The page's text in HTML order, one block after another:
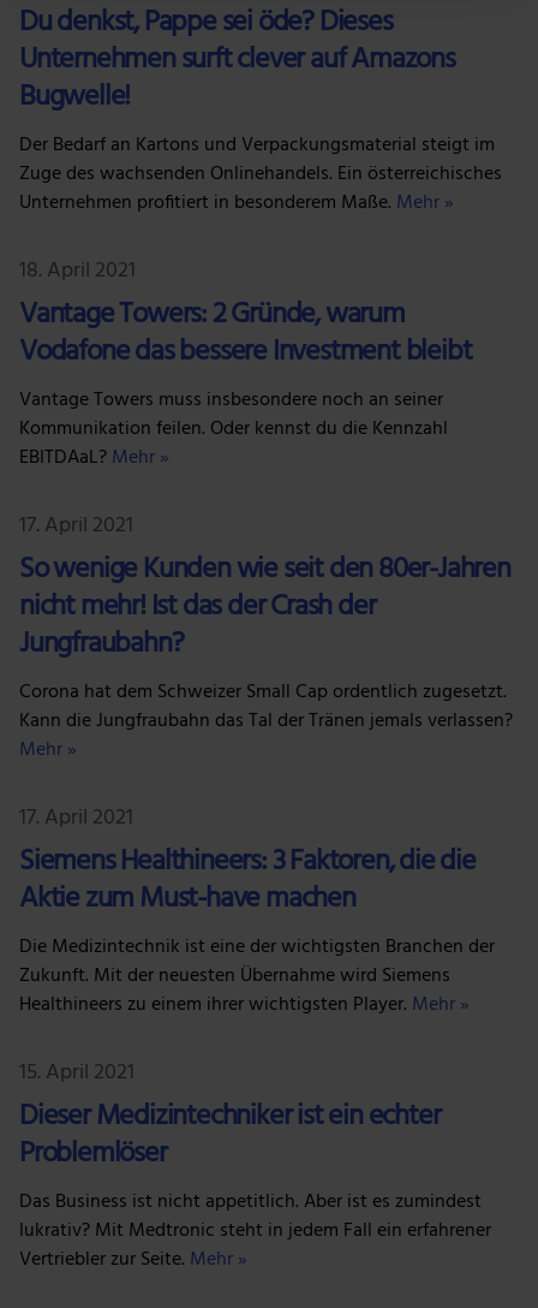
Abschnitt Einzelheitenfest.
Wir verwenden Cookies, um Inhalte und Anzeigen zu
personalisieren, Funktionen für soziale Medien anbieten
zu können und die Zugriffe auf unsere Website zu
analysieren. Außerdem geben wir Informationen zu
deiner Verwendung unserer Website an unsere Partner
möglicherweise mit weiteren Daten zusammen, die du
ihnen bereitgestellt hast oder die sie im Rahmen deiner
Nutzung der Dienste gesammelt haben.
Du denkst, Pappe sei öde? Dieses
Unternehmen surft clever auf Amazons
Bugwelle!
Der Bedarf an Kartons und Verpackungsmaterial steigt im
Zuge des wachsenden Onlinehandels. Ein österreichisches
Unternehmen profitiert in besonderem Maße. Mehr »
18. April 2021
Vantage Towers: 2 Gründe, warum
Vodafone das bessere Investment bleibt
Vantage Towers muss insbesondere noch an seiner
Kommunikation feilen. Oder kennst du die Kennzahl
EBITDAaL?Mehr »
17. April 2021
So wenige Kunden wie seit den 80er-Jahren
nicht mehr! Ist das der Crash der
Jungfraubahn?
Corona hat dem Schweizer Small Cap ordentlich zugesetzt.
Kann die Jungfraubahn das Tal der Tränen jemals verlassen?
Mehr »
17. April 2021
Siemens Healthineers: 3 Faktoren, die die
Aktie zum Must-have machen
Die Medizintechnik ist eine der wichtigsten Branchen der
Zukunft. Mit der neuesten Übernahme wird Siemens
Healthineers zu einem ihrer wichtigsten Player. Mehr »
15. April 2021
Dieser Medizintechniker ist ein echter
Problemlöser
Das Business ist nicht appetitlich. Aber ist es zumindest
lukrativ? Mit Medtronic steht in jedem Fall ein erfahrener
Vertriebler zur Seite. Mehr »